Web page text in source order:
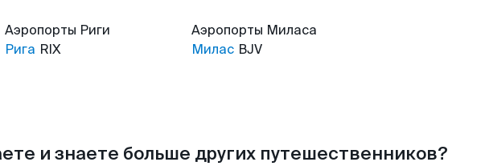
Аэропорты Риги
Рига RIX
Аэропорты Миласа
Милас BJV
и знаете больше других путешественников?